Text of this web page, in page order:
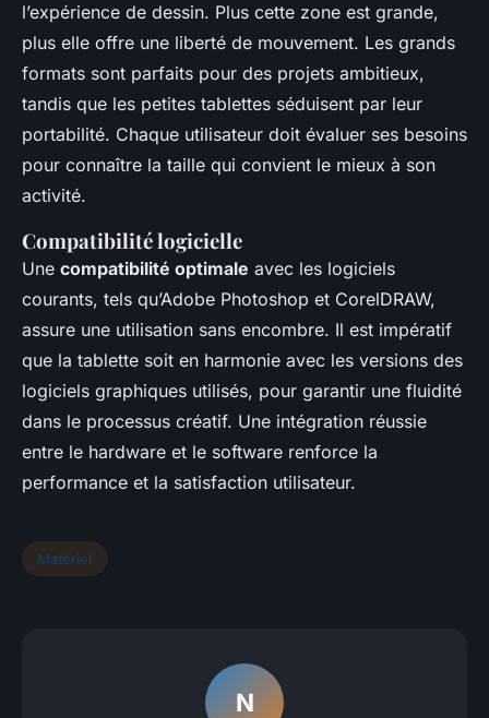
l’expérience de dessin. Plus cette zone est grande,
plus elle offre une liberté de mouvement. Les grands
formats sont parfaits pour des projets ambitieux,
tandis que les petites tablettes séduisent par leur
portabilité. Chaque utilisateur doit évaluer ses besoins
pour connaître la taille qui convient le mieux à son
activité.
Compatibilité logicielle
Une compatibilité optimale avec les logiciels
courants, tels qu’Adobe Photoshop et CorelDRAW,
assure une utilisation sans encombre. Il est impératif
que la tablette soit en harmonie avec les versions des
logiciels graphiques utilisés, pour garantir une fluidité
dans le processus créatif. Une intégration réussie
entre le hardware et le software renforce la
performance et la satisfaction utilisateur.
Matériel
N